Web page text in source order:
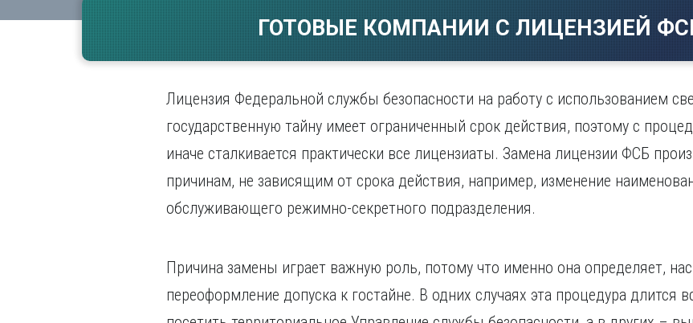
Волгоград
Воронеж
Е
Екатеринбург
И
Ижевск
Иркутск
Махачкала
Мурманск
Н
Набережные Челны
Нижний Новгород
Нижний Тагил
Новокузнецк
ГОТОВЫЕ КОМПАНИИ С ЛИЦЕНЗИЕЙ
Лицензия Федеральной службы безопасности на работу с использованием
государственную тайну имеет ограниченный срок действия, поэтому с
иначе сталкивается практически все лицензиаты. Замена лицензии ФСБ
причинам, не зависящим от срока действия, например, изменение
обслуживающего режимно-секретного подразделения.
Причина замены играет важную роль, потому что именно она определяет,
переоформление допуска к гостайне. В одних случаях эта процедура длится